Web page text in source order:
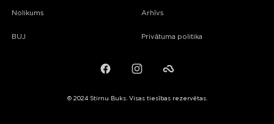
Nolikums
BUJ
Arhīvs
Privātuma politika
FacebookInstagramFailiem.lv
© 2024 Stirnu Buks. Visas tiesības rezervētas.